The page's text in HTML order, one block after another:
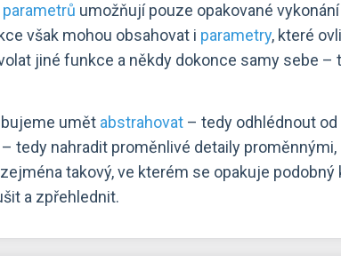
umožňují pouze opakované
však mohou obsahovat i parametry, které
jiné funkce a někdy dokonce samy sebe
umět abstrahovat – tedy odhlédnout
– tedy nahradit proměnlivé detaily
takový, ve kterém se opakuje podobný
a zpřehlednit.